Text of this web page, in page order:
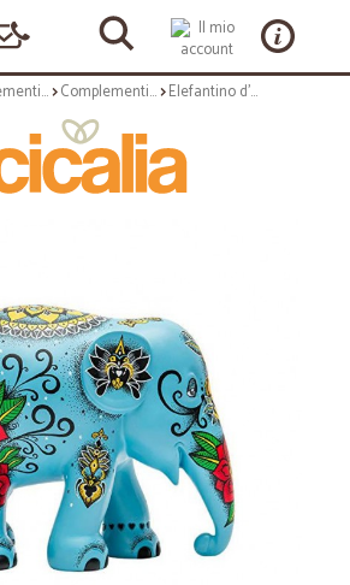
Complementi arredo Complementi ad appoggio Elefantino d'autore - arte gardnerfante - h cm 10 - statuetta solidale